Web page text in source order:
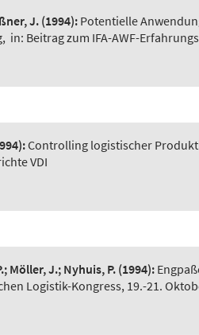
J. (1994): Potentielle
, in: Beitrag zum IFA-AWF-
Controlling logistischer
VDI
Möller, J.; Nyhuis, P. (1994):
Logistik-Kongress, 19.-21.